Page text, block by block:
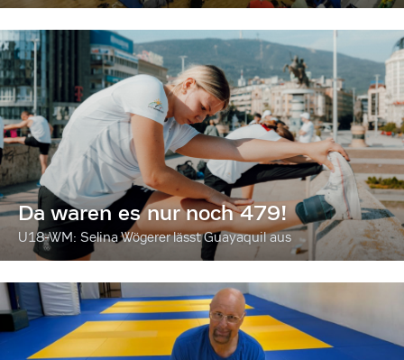
Da waren es nur noch 479!
U18-WM: Selina Wögerer lässt Guayaquil aus